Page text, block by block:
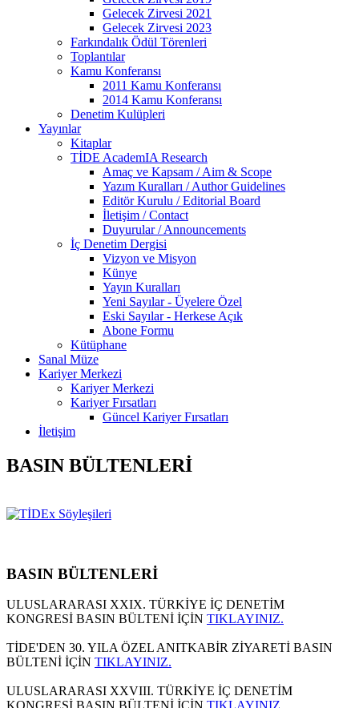
Gelecek Zirvesi 2021
Gelecek Zirvesi 2023
Farkındalık Ödül Törenleri
Toplantılar
Kamu Konferansı
2011 Kamu Konferansı
2014 Kamu Konferansı
Denetim Kulüpleri
Yayınlar
Kitaplar
TİDE AcademIA Research
Amaç ve Kapsam / Aim & Scope
Yazım Kuralları / Author Guidelines
Editör Kurulu / Editorial Board
İletişim / Contact
Duyurular / Announcements
İç Denetim Dergisi
Vizyon ve Misyon
Künye
Yayın Kuralları
Yeni Sayılar - Üyelere Özel
Eski Sayılar - Herkese Açık
Abone Formu
Kütüphane
Sanal Müze
Kariyer Merkezi
Kariyer Merkezi
Kariyer Fırsatları
Güncel Kariyer Fırsatları
İletişim
BASIN BÜLTENLERİ
BASIN BÜLTENLERİ
ULUSLARARASI XXIX. TÜRKİYE İÇ DENETİM
KONGRESİ BASIN BÜLTENİ İÇİN TIKLAYINIZ.
TİDE'DEN 30. YILA ÖZEL ANITKABİR ZİYARETİ BASIN
BÜLTENİ İÇİN TIKLAYINIZ.
ULUSLARARASI XXVIII. TÜRKİYE İÇ DENETİM